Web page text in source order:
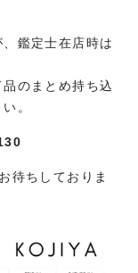
鑑定士在店時は
のまとめ持ち込
。
待ちしておりま